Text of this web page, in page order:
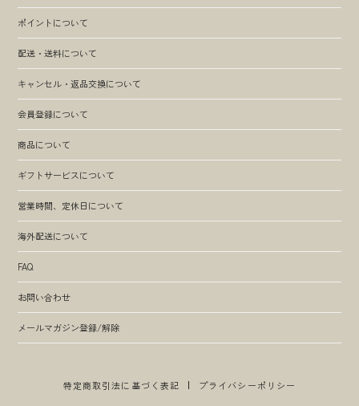
ポイントについて
配送・送料について
キャンセル・返品交換について
会員登録について
商品について
ギフトサービスについて
営業時間、定休日について
海外配送について
FAQ
お問い合わせ
メールマガジン登録/解除
特定商取引法に基づく表記 プライバシーポリシー